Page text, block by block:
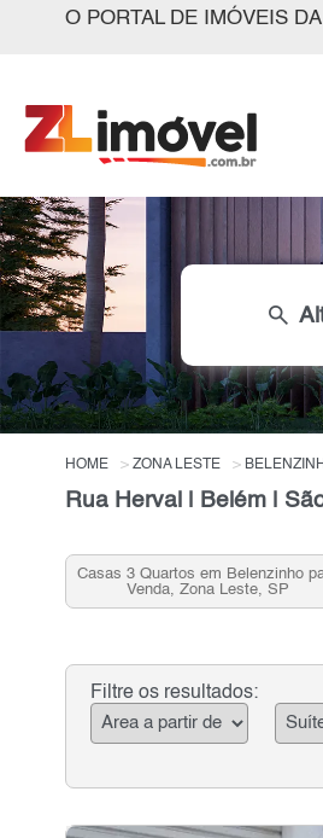
O PORTAL DE IMÓVEIS DA
search
HOME ZONA LESTE
Rua Herval | Belém |
Casas 3 Quartos em Belenzinho
Venda, Zona Leste, SP
Filtre os resultados: